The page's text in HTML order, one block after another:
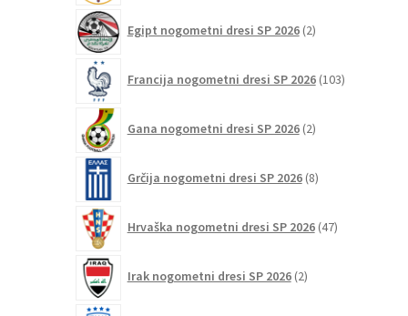
Egipt nogometni dresi SP 2026 2izdelka
Francija nogometni dresi SP 2026 103izdelki
Gana nogometni dresi SP 2026 2izdelka
Grčija nogometni dresi SP 2026 8izdelkov
Hrvaška nogometni dresi SP 2026 47izdelkov
Irak nogometni dresi SP 2026 2izdelka